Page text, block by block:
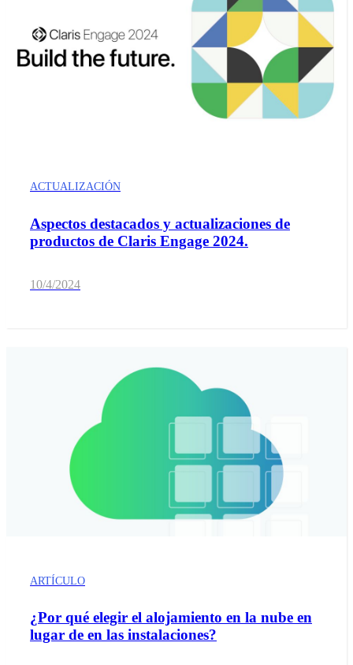
ACTUALIZACIÓN
Aspectos destacados y actualizaciones de
productos de Claris Engage 2024.
10/4/2024
ARTÍCULO
¿Por qué elegir el alojamiento en la nube en
lugar de en las instalaciones?